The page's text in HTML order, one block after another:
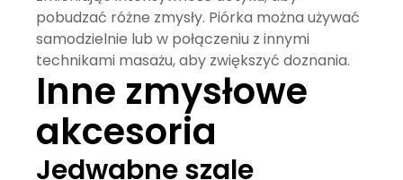
pobudzać różne zmysły. Piórka można używać
samodzielnie lub w połączeniu z innymi
technikami masażu, aby zwiększyć doznania.
Inne zmysłowe
akcesoria
Jedwabne szale